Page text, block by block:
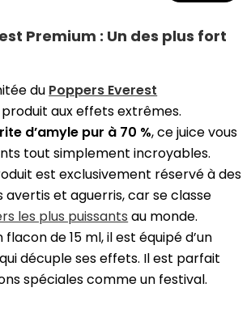
Premium : Un des plus fort
du Poppers Everest
aux effets extrêmes.
d’amyle pur à 70 %, ce juice vous
tout simplement incroyables.
est exclusivement réservé à des
et aguerris, car se classe
les plus puissants au monde.
de 15 ml, il est équipé d’un
décuple ses effets. Il est parfait
spéciales comme un festival.